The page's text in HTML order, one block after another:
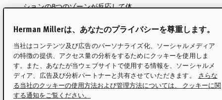
ションの8つのゾーンが反応して体
るように設計されています。
Herman Millerは、あなたのプライバシーを尊重します。
当社はコンテンツ及び広告のパーソナライズ化、ソーシャルメディア
の特徴の提供、アクセス量の分析をするためにクッキーを使用しま
す。また、あなたが当ウェブサイトで使用する情報を、ソーシャルメ
ディア、広告及び分析パートナーと共有させていただきます。
さらな
る当社のクッキーの使用方法および管理方法については、 クッキーに関
する通知をご覧ください。